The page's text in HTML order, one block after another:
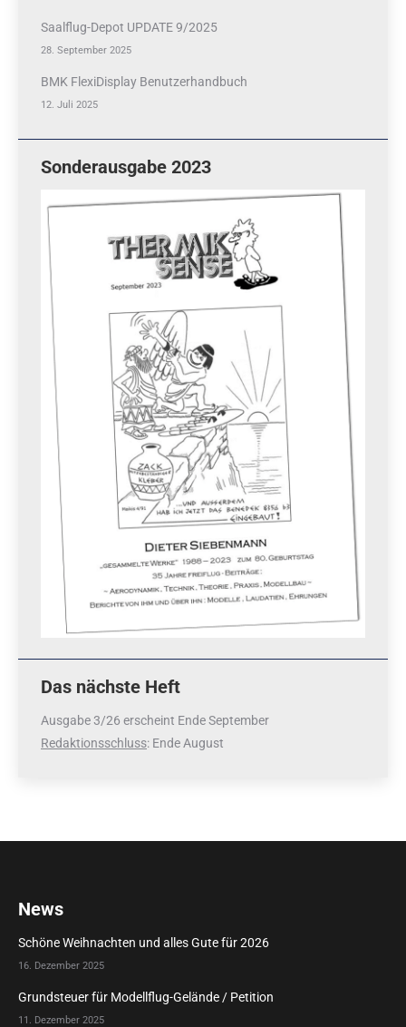
Saalflug-Depot UPDATE 9/2025
28. September 2025
BMK FlexiDisplay Benutzerhandbuch
12. Juli 2025
Sonderausgabe 2023
Das nächste Heft
Ausgabe 3/26 erscheint Ende September
Redaktionsschluss: Ende August
News
Schöne Weihnachten und alles Gute für 2026
16. Dezember 2025
Grundsteuer für Modellflug-Gelände / Petition
11. Dezember 2025